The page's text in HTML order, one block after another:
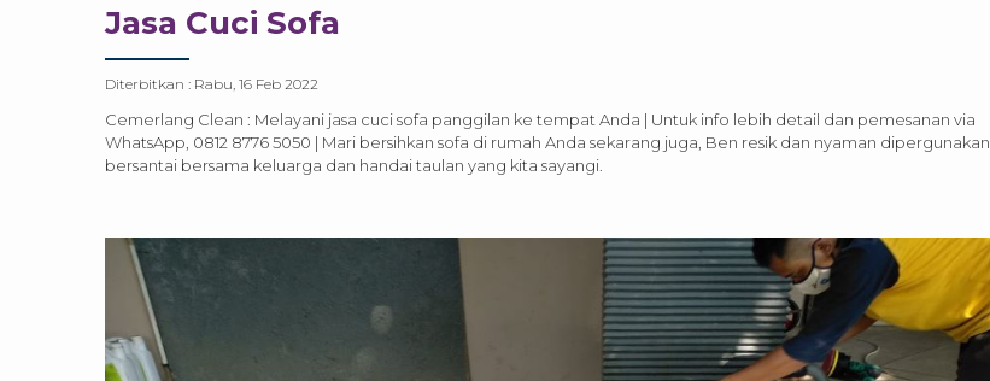
Jasa Cuci Sofa
Diterbitkan : Rabu, 16 Feb 2022
Cemerlang Clean : Melayani jasa cuci sofa panggilan ke tempat Anda | Untuk info lebih detail dan pemesanan via
WhatsApp, 0812 8776 5050 | Mari bersihkan sofa di rumah Anda sekarang juga, Ben resik dan nyaman dipergunakan
bersantai bersama keluarga dan handai taulan yang kita sayangi.